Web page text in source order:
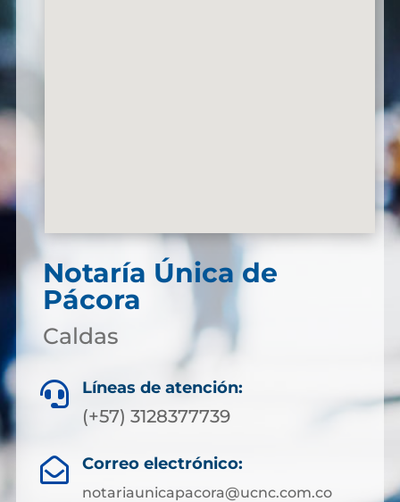
Notaría Única de
Pácora
Caldas
 Líneas de atención:
(+57) 3128377739
 Correo electrónico:
notariaunicapacora@ucnc.com.co